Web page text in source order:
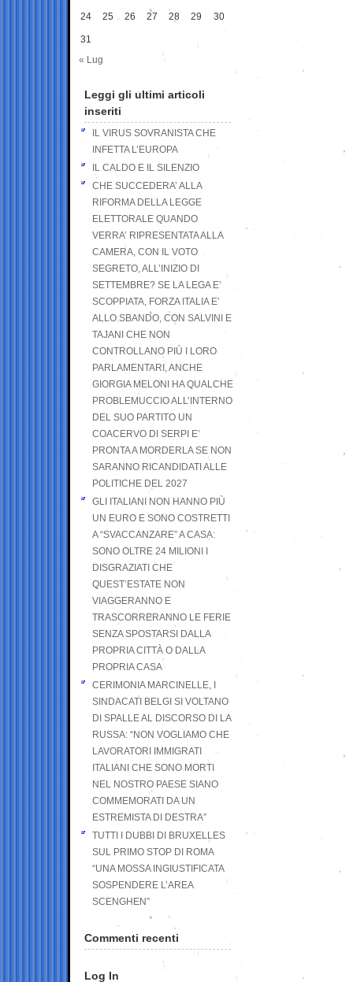
24 25 26 27 28 29 30
31
« Lug
Leggi gli ultimi articoli
inseriti
IL VIRUS SOVRANISTA CHE
INFETTA L’EUROPA
IL CALDO E IL SILENZIO
CHE SUCCEDERA’ ALLA
RIFORMA DELLA LEGGE
ELETTORALE QUANDO
VERRA’ RIPRESENTATA ALLA
CAMERA, CON IL VOTO
SEGRETO, ALL’INIZIO DI
SETTEMBRE? SE LA LEGA E’
SCOPPIATA, FORZA ITALIA E’
ALLO SBANDO, CON SALVINI E
TAJANI CHE NON
CONTROLLANO PIÙ I LORO
PARLAMENTARI, ANCHE
GIORGIA MELONI HA QUALCHE
PROBLEMUCCIO ALL’INTERNO
DEL SUO PARTITO UN
COACERVO DI SERPI E’
PRONTA A MORDERLA SE NON
SARANNO RICANDIDATI ALLE
POLITICHE DEL 2027
GLI ITALIANI NON HANNO PIÙ
UN EURO E SONO COSTRETTI
A “SVACCANZARE” A CASA:
SONO OLTRE 24 MILIONI I
DISGRAZIATI CHE
QUEST’ESTATE NON
VIAGGERANNO E
TRASCORRERANNO LE FERIE
SENZA SPOSTARSI DALLA
PROPRIA CITTÀ O DALLA
PROPRIA CASA
CERIMONIA MARCINELLE, I
SINDACATI BELGI SI VOLTANO
DI SPALLE AL DISCORSO DI LA
RUSSA: “NON VOGLIAMO CHE
LAVORATORI IMMIGRATI
ITALIANI CHE SONO MORTI
NEL NOSTRO PAESE SIANO
COMMEMORATI DA UN
ESTREMISTA DI DESTRA”
TUTTI I DUBBI DI BRUXELLES
SUL PRIMO STOP DI ROMA
“UNA MOSSA INGIUSTIFICATA
SOSPENDERE L’AREA
SCENGHEN”
Commenti recenti
Log In